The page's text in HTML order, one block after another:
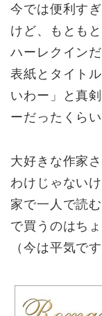
今では便利す
けど、もとも
ハーレクイン
表紙とタイト
いわー」と真
ーだったくらい
大好きな作家
わけじゃない
家で一人で読
で買うのはち
（今は平気です